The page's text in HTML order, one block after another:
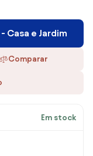
Casa e Jardim
Comparar
Em stock